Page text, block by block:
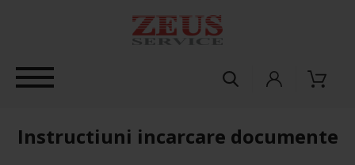
Instructiuni incarcare documente